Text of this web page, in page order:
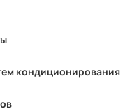
кондиционирования